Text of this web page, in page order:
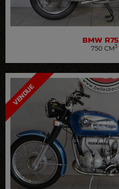
BMW
750 CM3
VENDUE
VOIR LA FICHE